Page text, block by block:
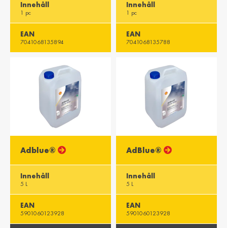
Innehåll
1 pc
EAN
7041068135894
Innehåll
1 pc
EAN
7041068135788
Adblue®
Innehåll
5 L
EAN
5901060123928
AdBlue®
Innehåll
5 L
EAN
5901060123928